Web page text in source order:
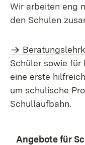
Wir arbeiten eng
den Schulen
Schüler sowie für
eine erste
um schulische
Schullaufbahn.
Angebote für